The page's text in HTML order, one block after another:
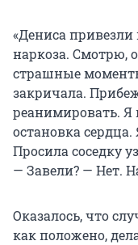
«Дениса привезли
наркоза. Смотрю,
страшные
закричала.
реанимировать. Я
остановка
Просила соседку
— Завели? — Нет.
Оказалось, что
как положено,